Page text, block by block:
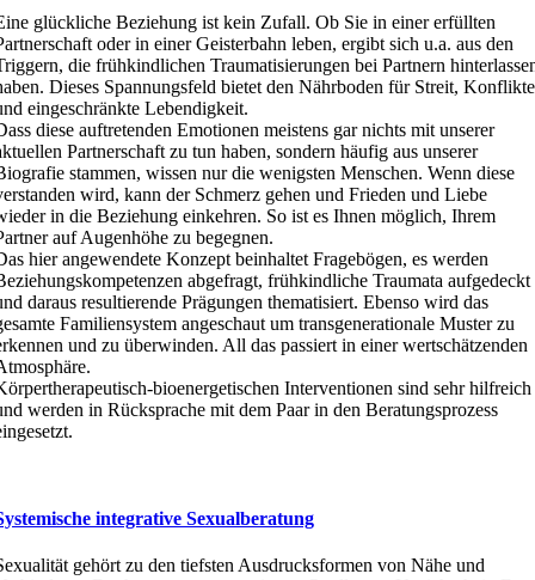
glückliche Beziehung ist kein Zufall. Ob Sie in einer erfüllten
oder in einer Geisterbahn leben, ergibt sich u.a. aus den
die frühkindlichen Traumatisierungen bei Partnern
Dieses Spannungsfeld bietet den Nährboden für Streit, Konflikte
eingeschränkte Lebendigkeit.
diese auftretenden Emotionen meistens gar nichts mit unserer
Partnerschaft zu tun haben, sondern häufig aus unserer
stammen, wissen nur die wenigsten Menschen. Wenn diese
wird, kann der Schmerz gehen und Frieden und Liebe
in die Beziehung einkehren. So ist es Ihnen möglich, Ihrem
auf Augenhöhe zu begegnen.
hier angewendete Konzept beinhaltet Fragebögen, es werden
abgefragt, frühkindliche Traumata aufgedeckt
daraus resultierende Prägungen thematisiert. Ebenso wird das
Familiensystem angeschaut um transgenerationale Muster zu
und zu überwinden. All das passiert in einer wertschätzenden
bioenergetischen Interventionen sind sehr hilfreich
werden in Rücksprache mit dem Paar in den Beratungsprozess
integrative Sexualberatung
gehört zu den tiefsten Ausdrucksformen von Nähe und